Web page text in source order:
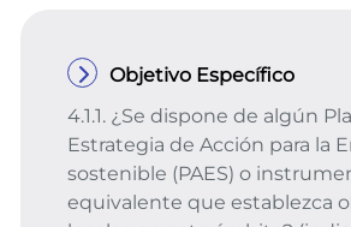
Objetivo Específico
4.1.1. ¿Se dispone de algún
Estrategia de Acción para la
sostenible (PAES) o
equivalente que establezca